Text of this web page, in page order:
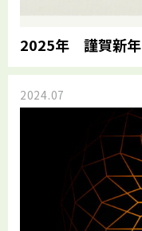
2025年 謹賀新年
2024.07